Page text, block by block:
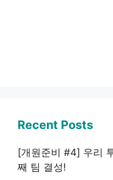
Recent Posts
[개원준비 #4] 우리
째 팀 결성!